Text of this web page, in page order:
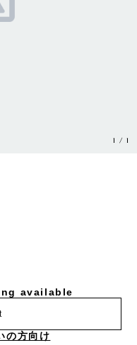
1 /1
available
の方向け